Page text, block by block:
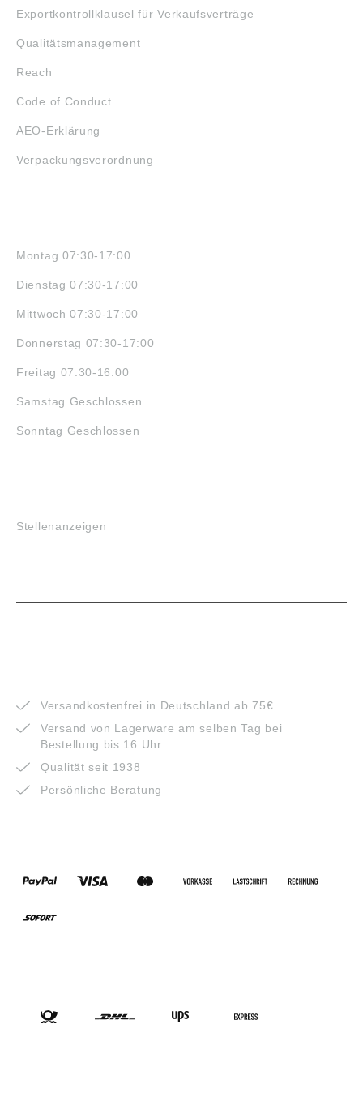
Exportkontrollklausel für Verkaufsverträge
Qualitätsmanagement
Reach
Code of Conduct
AEO-Erklärung
Verpackungsverordnung
Montag 07:30-17:00
Dienstag 07:30-17:00
Mittwoch 07:30-17:00
Donnerstag 07:30-17:00
Freitag 07:30-16:00
Samstag Geschlossen
Sonntag Geschlossen
Stellenanzeigen
Versandkostenfrei in Deutschland ab 75€
Versand von Lagerware am selben Tag bei
Bestellung bis 16 Uhr
Qualität seit 1938
Persönliche Beratung